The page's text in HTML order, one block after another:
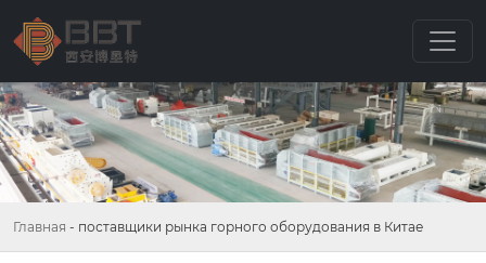
Главная - поставщики рынка горного оборудования в Китае